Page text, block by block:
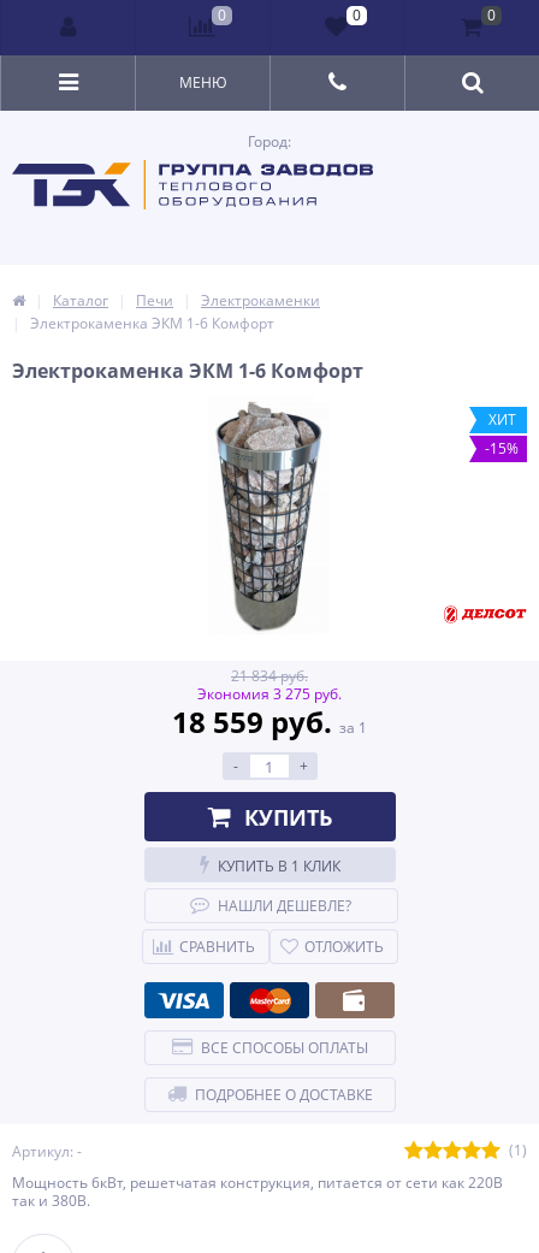
Город:
МЕНЮ
Каталог Печи
Электрокаменки
Электрокаменка ЭКМ 1-6 Комфорт
Электрокаменка ЭКМ 1-6 Комфорт
ХИТ
-15%
Артикул: -
(1)
Мощность 6кВт, решетчатая конструкция, питается от сети как 220В
так и 380В.
21 834 руб.
Экономия 3 275 руб.
18 559 руб. за 1
-
+
КУПИТЬ
КУПИТЬ В 1 КЛИК
НАШЛИ ДЕШЕВЛЕ?
СРАВНИТЬ
ОТЛОЖИТЬ
ВСЕ СПОСОБЫ ОПЛАТЫ
ПОДРОБНЕЕ О ДОСТАВКЕ
0 0 0